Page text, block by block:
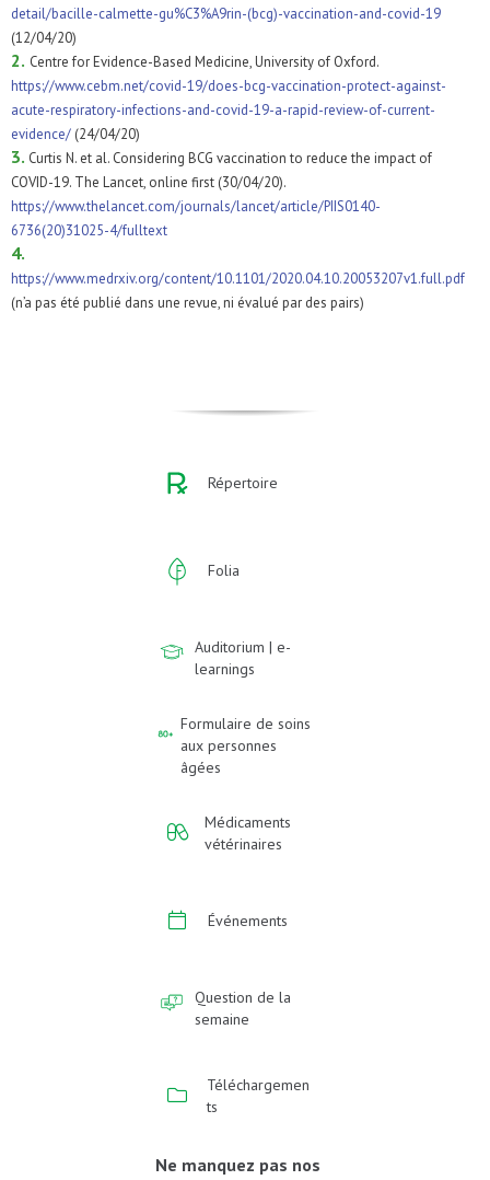
detail/bacille-calmette-gu%C3%A9rin-(bcg)-vaccination-and-covid-19
(12/04/20)
2. Centre for Evidence-Based Medicine, University of Oxford.
https://www.cebm.net/covid-19/does-bcg-vaccination-protect-against-
acute-respiratory-infections-and-covid-19-a-rapid-review-of-current-
evidence/ (24/04/20)
3. Curtis N. et al. Considering BCG vaccination to reduce the impact of
COVID-19. The Lancet, online first (30/04/20).
https://www.thelancet.com/journals/lancet/article/PIIS0140-
6736(20)31025-4/fulltext
4.
https://www.medrxiv.org/content/10.1101/2020.04.10.20053207v1.full.pdf
(n’a pas été publié dans une revue, ni évalué par des pairs)
Répertoire
Folia
Auditorium | e-
learnings
Formulaire de soins
aux personnes
âgées
Médicaments
vétérinaires
Événements
Question de la
semaine
Téléchargemen
ts
Ne manquez pas nos